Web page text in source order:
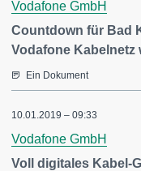
Vodafone GmbH
Countdown für Bad
Vodafone Kabelnetz
Ein Dokument
10.01.2019 – 09:33
Vodafone GmbH
Voll digitales Kabel-